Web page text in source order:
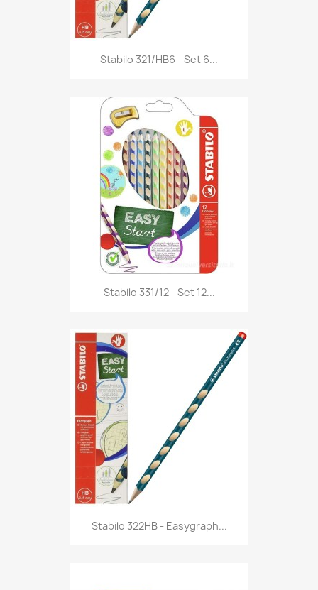
Anteprima
Stabilo 321/HB6 - Set 6...
 Anteprima
Stabilo 331/12 - Set 12...
Anteprima
Stabilo 322HB - Easygraph...